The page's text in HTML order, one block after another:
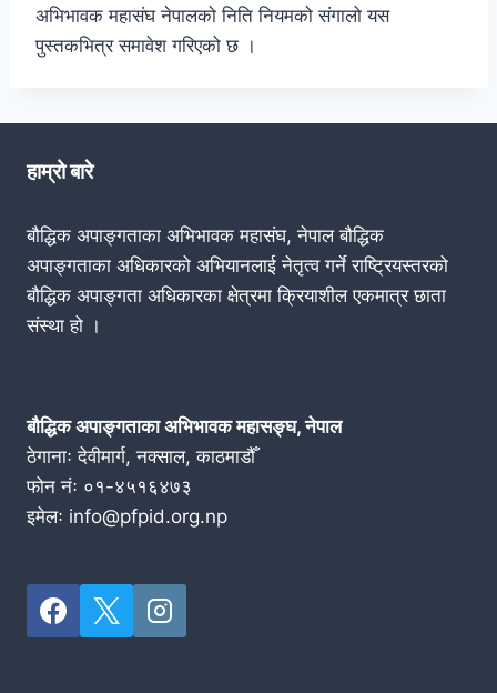
अभिभावक महासंघ नेपालको निति नियमको संगालो यस
पुस्तकभित्र समावेश गरिएको छ ।
हाम्रो बारे
बौद्धिक अपाङ्गताका अभिभावक महासंघ, नेपाल बौद्धिक
अपाङ्गताका अधिकारको अभियानलाई नेतृत्व गर्ने राष्ट्रियस्तरको
बौद्धिक अपाङ्गता अधिकारका क्षेत्रमा क्रियाशील एकमात्र छाता
संस्था हो ।
बौद्धिक अपाङ्गताका अभिभावक महासङ्घ, नेपाल
ठेगानाः देवीमार्ग, नक्साल, काठमाडौँ
फोन नंः ०१-४५१६४७३
इमेलः info@pfpid.org.np